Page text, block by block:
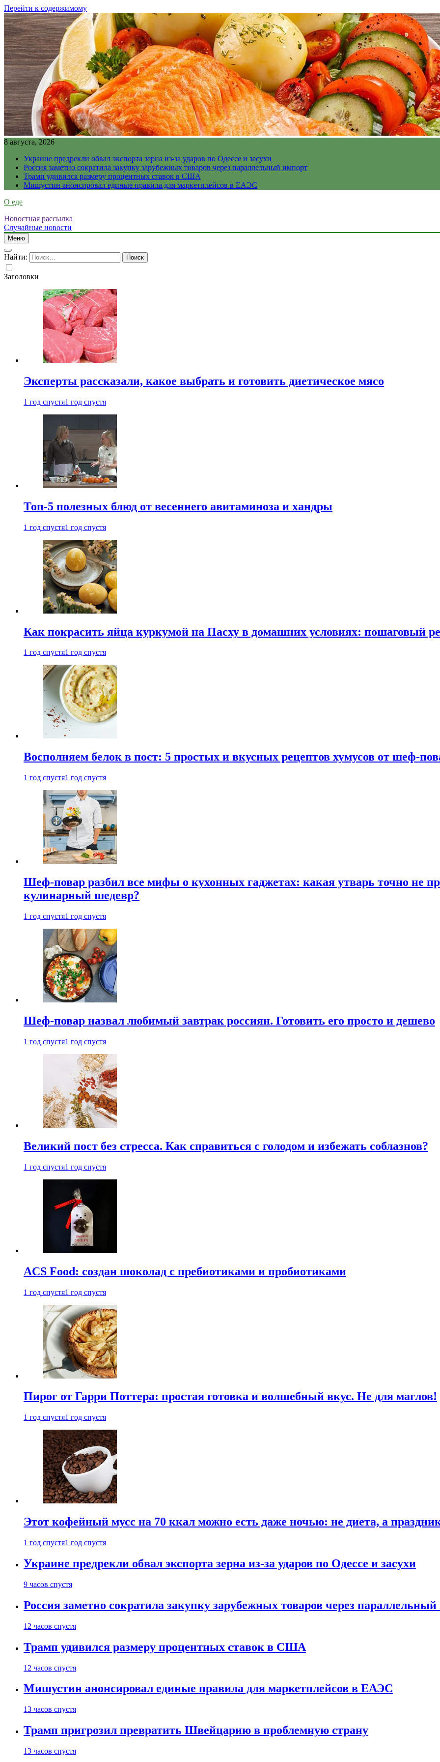
Перейти к содержимому
8 августа, 2026
Украине предрекли обвал экспорта зерна из-за ударов по Одессе и засухи
Россия заметно сократила закупку зарубежных товаров через параллельный импорт
Трамп удивился размеру процентных ставок в США
Мишустин анонсировал единые правила для маркетплейсов в ЕАЭС
О еде
Новостная рассылка
Случайные новости
Меню
Найти:
Заголовки
Эксперты рассказали, какое выбрать и готовить диетическое мясо
1 год спустя1 год спустя
Топ-5 полезных блюд от весеннего авитаминоза и хандры
1 год спустя1 год спустя
Как покрасить яйца куркумой на Пасху в домашних условиях: пошаговый
1 год спустя1 год спустя
Восполняем белок в пост: 5 простых и вкусных рецептов хумусов от шеф-
1 год спустя1 год спустя
Шеф-повар разбил все мифы о кухонных гаджетах: какая утварь точно не
кулинарный шедевр?
1 год спустя1 год спустя
Шеф-повар назвал любимый завтрак россиян. Готовить его просто и дешево
1 год спустя1 год спустя
Великий пост без стресса. Как справиться с голодом и избежать соблазнов?
1 год спустя1 год спустя
ACS Food: создан шоколад с пребиотиками и пробиотиками
1 год спустя1 год спустя
Пирог от Гарри Поттера: простая готовка и волшебный вкус. Не для маглов!
1 год спустя1 год спустя
Этот кофейный мусс на 70 ккал можно есть даже ночью: не диета, а
1 год спустя1 год спустя
Украине предрекли обвал экспорта зерна из-за ударов по Одессе и засухи
9 часов спустя
Россия заметно сократила закупку зарубежных товаров через
12 часов спустя
Трамп удивился размеру процентных ставок в США
12 часов спустя
Мишустин анонсировал единые правила для маркетплейсов в ЕАЭС
13 часов спустя
Трамп пригрозил превратить Швейцарию в проблемную страну
13 часов спустя